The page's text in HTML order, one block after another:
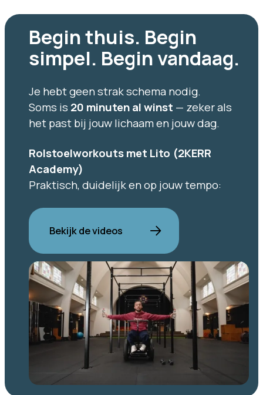
Begin thuis. Begin
simpel. Begin vandaag.
Je hebt geen strak schema nodig.
Soms is 20 minuten al winst — zeker als
het past bij jouw lichaam en jouw dag.
Rolstoelworkouts met Lito (2KERR
Academy)
Praktisch, duidelijk en op jouw tempo:
Bekijk de videos